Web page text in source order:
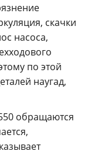
скачки
насоса,
по этой
наугад,
обращаются